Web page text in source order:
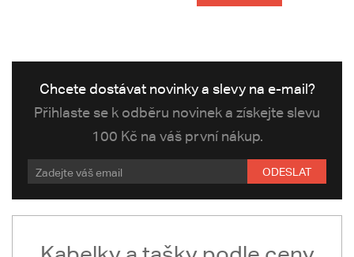
Chcete dostávat novinky a slevy na e-mail?
Přihlaste se k odběru novinek a získejte slevu
100 Kč na váš první nákup.
ODESLAT